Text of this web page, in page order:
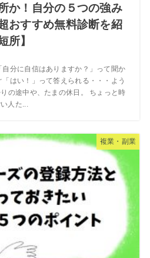
か！自分の５つの強み
おすすめ無料診断を紹
所】
自分に自信はありますか？」って聞か
はい！」って答えられる・・・よう
の途中や、たまの休日。 ちょっと時
人た...
複業・副業